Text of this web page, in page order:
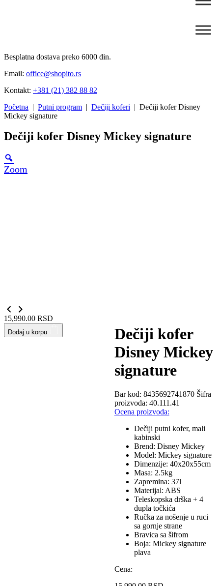
Besplatna dostava preko 6000 din.
Email: office@shopito.rs
Kontakt: +381 (21) 382 88 82
Početna | Putni program | Dečiji koferi | Dečiji kofer Disney
Mickey signature
Dečiji kofer Disney Mickey signature
Zoom
Dečiji kofer
Disney Mickey
signature
Bar kod: 8435692741870 Šifra
proizvoda: 40.111.41
Ocena proizvoda:
Dečiji putni kofer, mali
kabinski
Brend: Disney Mickey
Model: Mickey signature
Dimenzije: 40x20x55cm
Masa: 2.5kg
Zapremina: 37l
Materijal: ABS
Teleskopska drška + 4
dupla točkića
Ručka za nošenje u ruci
sa gornje strane
Bravica sa šifrom
Boja: Mickey signature
plava
Cena:
15,990.00 RSD
Dodaj u korpu